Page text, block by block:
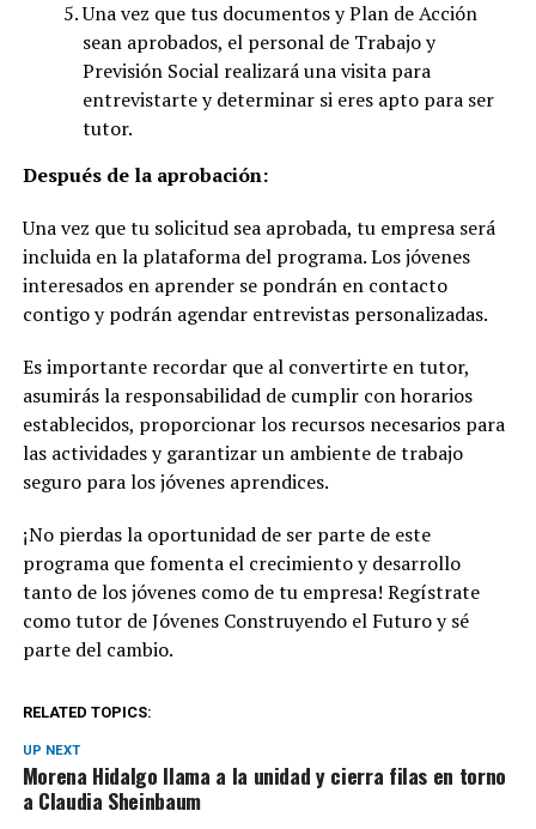
Una vez que tus documentos y Plan de Acción
sean aprobados, el personal de Trabajo y
Previsión Social realizará una visita para
entrevistarte y determinar si eres apto para ser
tutor.
Después de la aprobación:
Una vez que tu solicitud sea aprobada, tu empresa será
incluida en la plataforma del programa. Los jóvenes
interesados en aprender se pondrán en contacto
contigo y podrán agendar entrevistas personalizadas.
Es importante recordar que al convertirte en tutor,
asumirás la responsabilidad de cumplir con horarios
establecidos, proporcionar los recursos necesarios para
las actividades y garantizar un ambiente de trabajo
seguro para los jóvenes aprendices.
¡No pierdas la oportunidad de ser parte de este
programa que fomenta el crecimiento y desarrollo
tanto de los jóvenes como de tu empresa! Regístrate
como tutor de Jóvenes Construyendo el Futuro y sé
parte del cambio.
RELATED TOPICS:
UP NEXT
Morena Hidalgo llama a la unidad y cierra filas en torno
a Claudia Sheinbaum